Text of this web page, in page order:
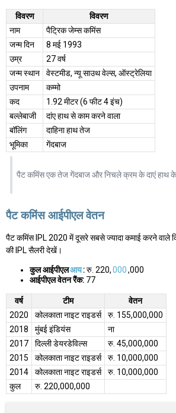
विवरण
विवरण
नाम
पैट्रिक जेम्स कमिंस
जन्म दिन
8 मई 1993
उम्र
27 वर्ष
जन्म स्थान
वेस्टमीड, न्यू साउथ वेल्स, ऑस्ट्रेलिया
उपनाम
कम्मो
कद
1.92 मीटर (6 फीट 4 इंच)
बल्लेबाजी
दांए हाथ से काम करने वाला
बॉलिंग
दाहिना हाथ तेज
भूमिका
गेंदबाज
पैट कमिंस एक तेज गेंदबाज और निचले क्रम के दाएं हाथ
पैट कमिंस आईपीएल वेतन
पैट कमिंस IPL 2020 में दूसरे सबसे ज्यादा कमाई करने
की IPL सैलरी देखें।
कुल आईपीएलआय:रु. 220,000,000
आईपीएल वेतन रैंक: 77
वर्ष टीम
वेतन
2020
कोलकाता नाइट राइडर्स
रु. 155,000,000
2018
मुंबई इंडियंस
ना
2017
दिल्ली डेयरडेविल्स
रु. 45,000,000
2015
कोलकाता नाइट राइडर्स
रु. 10,000,000
2014
कोलकाता नाइट राइडर्स
रु. 10,000,000
कुल
रु. 220,000,000